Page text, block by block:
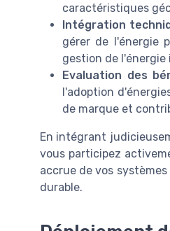
caractéristiques
Intégration
gérer de l'énergie
gestion de
Evaluation des
l'adoption
de marque et
En intégrant
vous participez
accrue de vos
durable.